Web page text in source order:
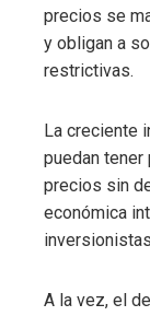
precios se
y obligan a
restrictivas.
La creciente
puedan
precios sin
económica
A la vez, el